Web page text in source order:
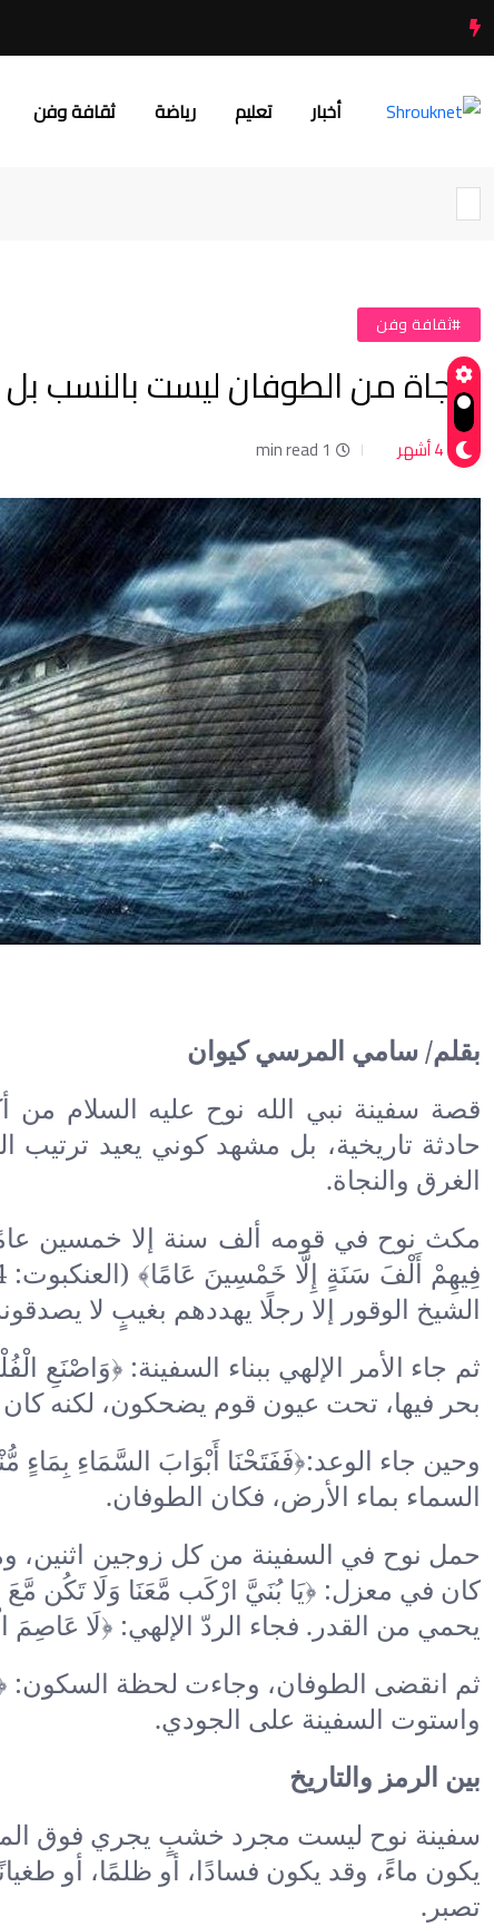
أخبار تعليم رياضة ثقافة وفن
#ثقافة وفن
النجاة من الطوفان ليست بالنسب بل
4 أشهر 1 min read
بقلم/ سامي المرسي كيوان
قصة سفينة نبي الله نوح عليه السلام من
حادثة تاريخية، بل مشهد كوني يعيد ترتيب
الغرق والنجاة.
مكث نوح في قومه ألف سنة إلا خمسين
الشيخ الوقور إلا رجلًا يهددهم بغيبٍ لا
بحر فيها، تحت عيون قوم يضحكون، لكنه كان
السماء بماء الأرض، فكان الطوفان.
حمل نوح في السفينة من كل زوجين اثنين،
يحمي من القدر. فجاء الردّ الإلهي: ﴿لَا عَاصِمَ
واستوت السفينة على الجودي.
بين الرمز والتاريخ
سفينة نوح ليست مجرد خشبٍ يجري فوق
يكون ماءً، وقد يكون فسادًا، أو ظلمًا، أو
تصبر.